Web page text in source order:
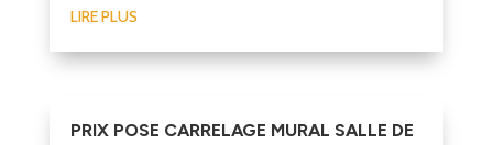
LIRE PLUS
PRIX POSE CARRELAGE MURAL SALLE DE